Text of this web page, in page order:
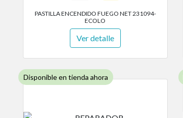
PASTILLA ENCENDIDO FUEGO NET 231094-
ECOLO
Ver detalle
Disponible en tienda ahora